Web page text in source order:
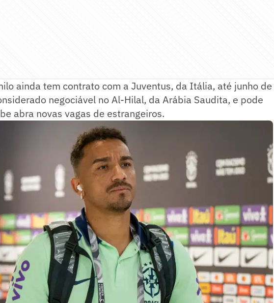
ainda tem contrato com a Juventus, da Itália, até junho de
negociável no Al-Hilal, da Arábia Saudita, e pode
abra novas vagas de estrangeiros.